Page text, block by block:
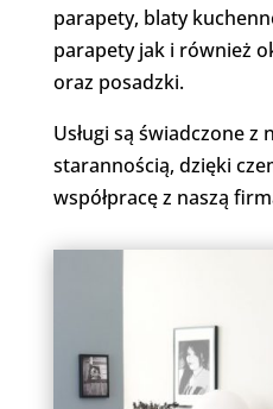
parapety, blaty
parapety jak i również
oraz posadzki.
Usługi są świadczone z
starannością, dzięki
współpracę z naszą